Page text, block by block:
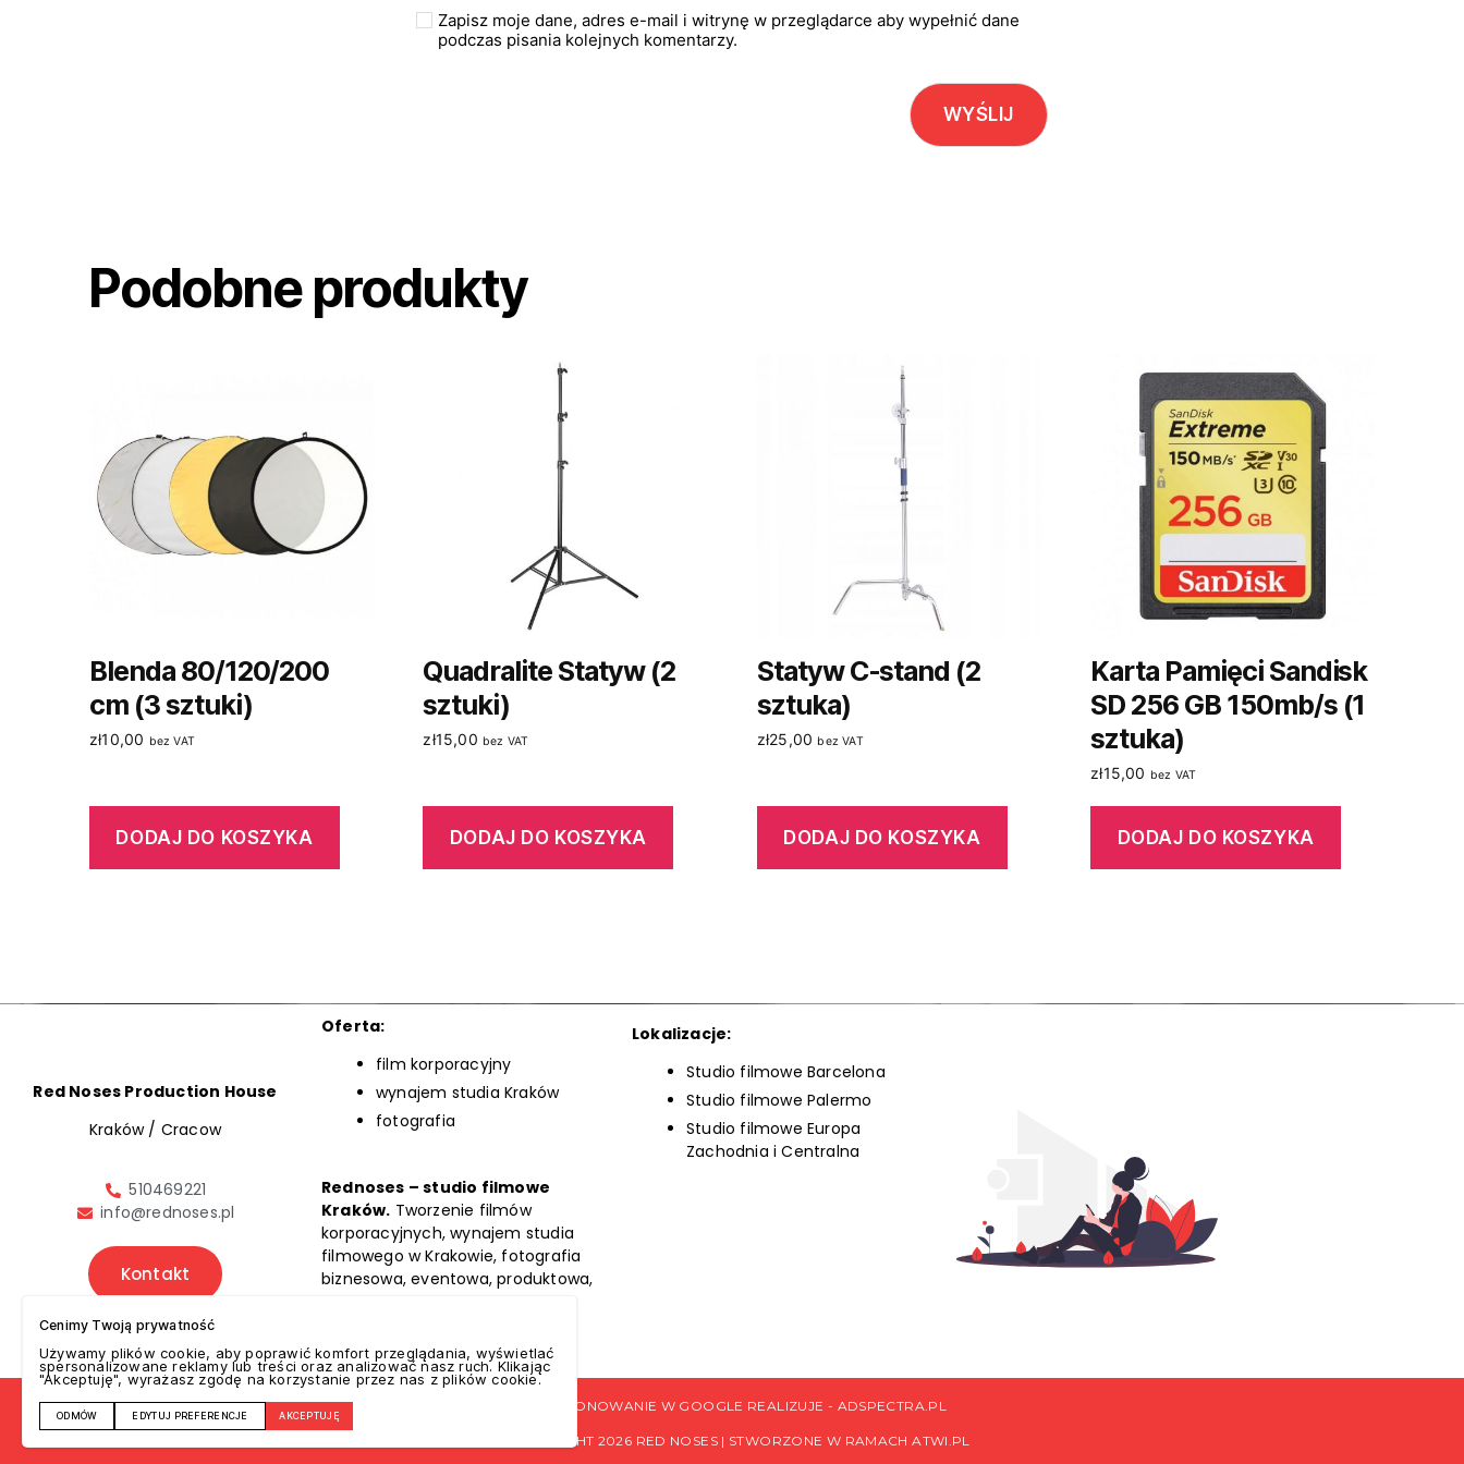
Zapisz moje dane, adres e-mail i witrynę w przeglądarce aby wypełnić dane
podczas pisania kolejnych komentarzy.
Podobne produkty
Blenda 80/120/200
cm (3 sztuki)
zł10,00 bez VAT
DODAJ DO KOSZYKA
Quadralite Statyw (2
sztuki)
zł15,00 bez VAT
DODAJ DO KOSZYKA
Statyw C-stand (2
sztuka)
zł25,00 bez VAT
DODAJ DO KOSZYKA
Karta Pamięci Sandisk
SD 256 GB 150mb/s (1
sztuka)
zł15,00 bez VAT
DODAJ DO KOSZYKA
Red Noses Production House
Kraków / Cracow
510469221
info@rednoses.pl
Kontakt
Oferta:
film korporacyjny
wynajem studia Kraków
fotografia
Rednoses – studio filmowe
Kraków. Tworzenie filmów
korporacyjnych, wynajem studia
filmowego w Krakowie, fotografia
biznesowa, eventowa, produktowa,
Lokalizacje:
Studio filmowe Barcelona
Studio filmowe Palermo
Studio filmowe Europa
Zachodnia i Centralna
POZYCJONOWANIE W GOOGLE REALIZUJE - ADSPECTRA.PL
© COPYRIGHT 2026 RED NOSES | STWORZONE W RAMACHATWI.PL
Cenimy Twoją prywatność
Używamy plików cookie, aby poprawić komfort przeglądania, wyświetlać
spersonalizowane reklamy lub treści oraz analizować nasz ruch. Klikając
"Akceptuję", wyrażasz zgodę na korzystanie przez nas z plików cookie.
ODMÓW EDYTUJ PREFERENCJE AKCEPTUJĘ